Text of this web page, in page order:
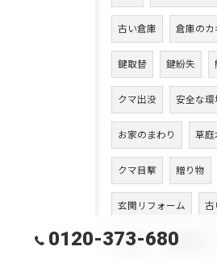
古い倉庫 倉庫のカ
鍵取替 鍵紛失
クマ出没 安全な環
お家のまわり 草庭
クマ目撃 贈り物
玄関リフォーム 古
引き戸 木部洗浄
0120-373-680